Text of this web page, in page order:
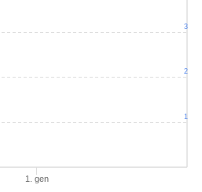
1. gen
1
2
3